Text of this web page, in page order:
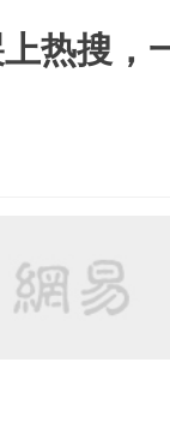
热搜，